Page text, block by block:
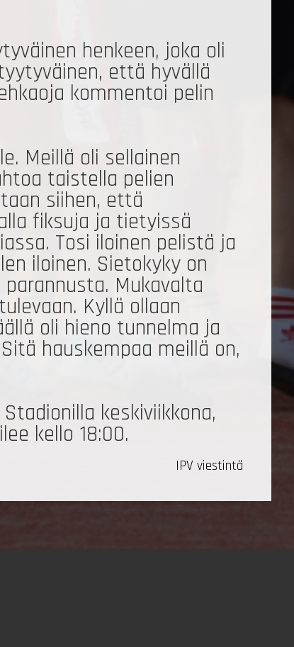
henkeen, joka oli
että hyvällä
kommentoi pelin
Meillä oli sellainen
taistella pelien
siihen, että
fiksuja ja tietyissä
Tosi iloinen pelistä ja
iloinen. Sietokyky on
Mukavalta
Kyllä ollaan
oli hieno tunnelma ja
hauskempaa meillä on,
keskiviikkona,
kello 18:00.
IPV viestintä